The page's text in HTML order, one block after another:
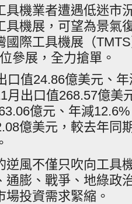
具機業者遭遇低迷市
具機展，可望為景氣
國際工具機展（
參展，全力搶單。
口值24.86億美元、
月出口值268.57億美
億元、年減
億美元，較去年同
逆風不僅只吹向工具
通膨、戰爭、地綠政
投資需求緊縮。